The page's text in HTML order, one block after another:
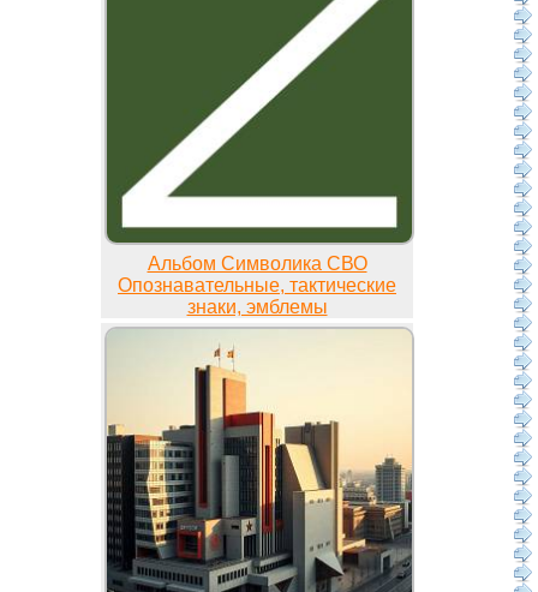
Альбом Символика СВО
Опознавательные, тактические
знаки, эмблемы